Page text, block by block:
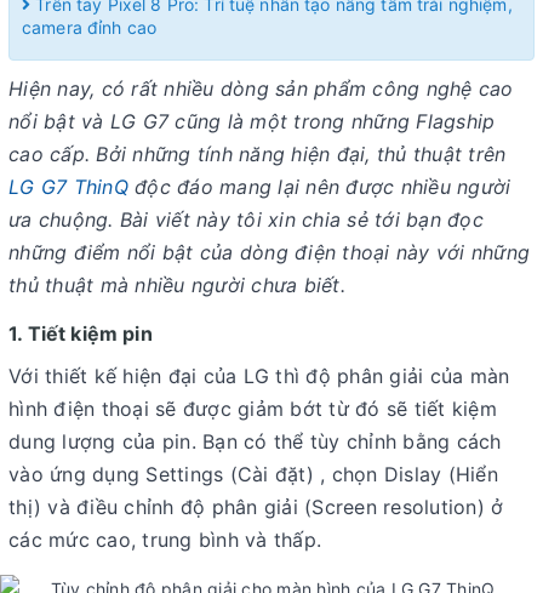
Trên tay Pixel 8 Pro: Trí tuệ nhân tạo nâng tầm trải nghiệm,
camera đỉnh cao
Hiện nay, có rất nhiều dòng sản phẩm công nghệ cao
nổi bật và LG G7 cũng là một trong những Flagship
cao cấp. Bởi những tính năng hiện đại, thủ thuật trên
LG G7 ThinQđộc đáo mang lại nên được nhiều người
ưa chuộng. Bài viết này tôi xin chia sẻ tới bạn đọc
những điểm nổi bật của dòng điện thoại này với những
thủ thuật mà nhiều người chưa biết.
1. Tiết kiệm pin
Với thiết kế hiện đại của LG thì độ phân giải của màn
hình điện thoại sẽ được giảm bớt từ đó sẽ tiết kiệm
dung lượng của pin. Bạn có thể tùy chỉnh bằng cách
vào ứng dụng Settings (Cài đặt) , chọn Dislay (Hiển
thị) và điều chỉnh độ phân giải (Screen resolution) ở
các mức cao, trung bình và thấp.